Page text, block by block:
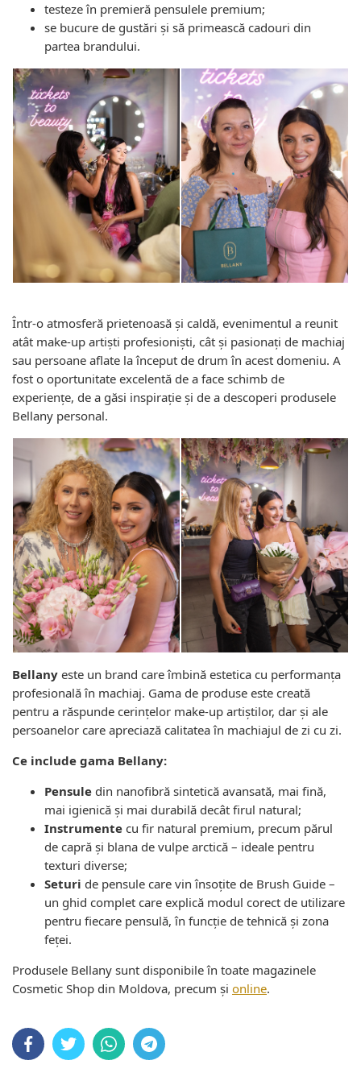
testeze în premieră pensulele premium;
se bucure de gustări și să primească cadouri din
partea brandului.
Într-o atmosferă prietenoasă și caldă, evenimentul a reunit
atât make-up artiști profesioniști, cât și pasionați de machiaj
sau persoane aflate la început de drum în acest domeniu. A
fost o oportunitate excelentă de a face schimb de
experiențe, de a găsi inspirație și de a descoperi produsele
Bellany personal.
Bellany este un brand care îmbină estetica cu performanța
profesională în machiaj. Gama de produse este creată
pentru a răspunde cerințelor make-up artiștilor, dar și ale
persoanelor care apreciază calitatea în machiajul de zi cu zi.
Ce include gama Bellany:
Pensule din nanofibră sintetică avansată, mai fină,
mai igienică și mai durabilă decât firul natural;
Instrumente cu fir natural premium, precum părul
de capră și blana de vulpe arctică – ideale pentru
texturi diverse;
Seturi de pensule care vin însoțite de Brush Guide –
un ghid complet care explică modul corect de utilizare
pentru fiecare pensulă, în funcție de tehnică și zona
feței.
Produsele Bellany sunt disponibile în toate magazinele
Cosmetic Shop din Moldova, precum și online.